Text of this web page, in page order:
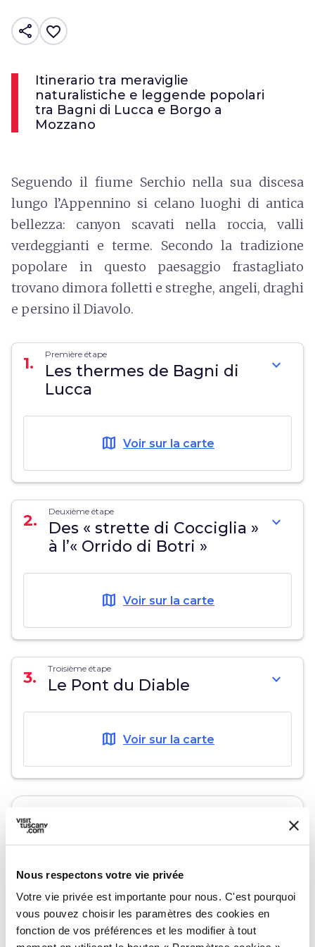
Nous respectons votre vie privée
Votre vie privée est importante pour nous. C'est pourquoi
vous pouvez choisir les paramètres des cookies en
fonction de vos préférences et les modifier à tout
share favorite_border
Itinerario tra meraviglie
naturalistiche e leggende popolari
tra Bagni di Lucca e Borgo a
Mozzano
Seguendo il fiume Serchio nella sua discesa
lungo l’Appennino si celano luoghi di antica
bellezza: canyon scavati nella roccia, valli
verdeggianti e terme. Secondo la tradizione
popolare in questo paesaggio frastagliato
trovano dimora folletti e streghe, angeli, draghi
e persino il Diavolo.
1. Première étape
Les thermes de Bagni di
Lucca
expand_more
map Voir sur la carte
2. Deuxième étape
Des « strette di Cocciglia »
à l’« Orrido di Botri »
expand_more
map Voir sur la carte
3. Troisième étape
Le Pont du Diable expand_more
map Voir sur la carte